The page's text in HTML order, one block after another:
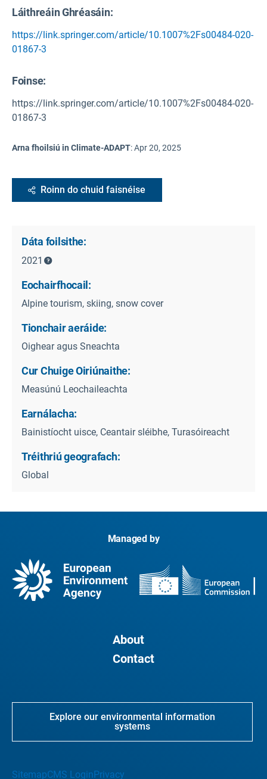
Láithreáin Ghréasáin:
https://link.springer.com/article/10.1007%2Fs00484-020-
01867-3
Foinse:
https://link.springer.com/article/10.1007%2Fs00484-020-
01867-3
Arna fhoilsiú in Climate-ADAPT:Apr 20, 2025
Roinn do chuid faisnéise
Dáta foilsithe:
2021
Eochairfhocail:
Alpine tourism, skiing, snow cover
Tionchair aeráide:
Oighear agus Sneachta
Cur Chuige Oiriúnaithe:
Measúnú Leochaileachta
Earnálacha:
Bainistíocht uisce, Ceantair sléibhe, Turasóireacht
Tréithriú geografach:
Global
Managed by
About
Contact
Explore our environmental information
systems
SitemapCMS LoginPrivacy